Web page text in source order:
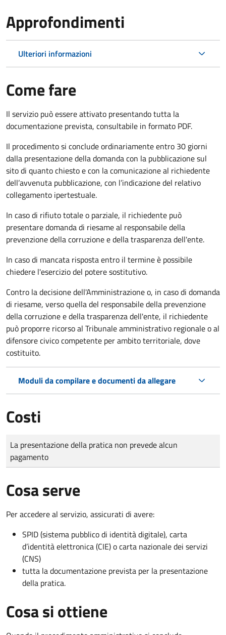
Approfondimenti
Ulteriori informazioni
Come fare
Il servizio può essere attivato presentando tutta la
documentazione prevista, consultabile in formato PDF.
Il procedimento si conclude ordinariamente entro 30 giorni
dalla presentazione della domanda con la pubblicazione sul
sito di quanto chiesto e con la comunicazione al richiedente
dell’avvenuta pubblicazione, con l’indicazione del relativo
collegamento ipertestuale.
In caso di rifiuto totale o parziale, il richiedente può
presentare domanda di riesame al responsabile della
prevenzione della corruzione e della trasparenza dell'ente.
In caso di mancata risposta entro il termine è possibile
chiedere l'esercizio del potere sostitutivo.
Contro la decisione dell'Amministrazione o, in caso di domanda
di riesame, verso quella del responsabile della prevenzione
della corruzione e della trasparenza dell'ente, il richiedente
può proporre ricorso al Tribunale amministrativo regionale o al
difensore civico competente per ambito territoriale, dove
costituito.
Moduli da compilare e documenti da allegare
Costi
Tipo di pagamento
Importo
La presentazione della pratica non prevede alcun
pagamento
Cosa serve
Per accedere al servizio, assicurati di avere:
SPID (sistema pubblico di identità digitale), carta
d’identità elettronica (CIE) o carta nazionale dei servizi
(CNS)
tutta la documentazione prevista per la presentazione
della pratica.
Cosa si ottiene